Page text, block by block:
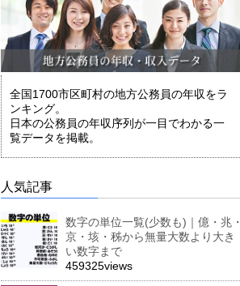
全国1700市区町村の地方公務員の年収をラ
ンキング。
日本の公務員の年収序列が一目でわかる一
覧データを掲載。
人気記事
数字の単位一覧(少数も)｜億・兆・
京・垓・秭から無量大数より大き
い数字まで
459325views